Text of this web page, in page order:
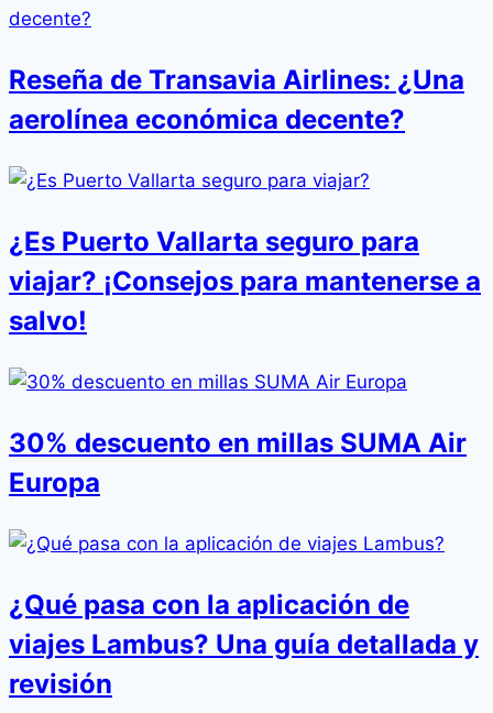
Reseña de Transavia Airlines: ¿Una
aerolínea económica decente?
¿Es Puerto Vallarta seguro para
viajar? ¡Consejos para mantenerse a
salvo!
30% descuento en millas SUMA Air
Europa
¿Qué pasa con la aplicación de
viajes Lambus? Una guía detallada y
revisión